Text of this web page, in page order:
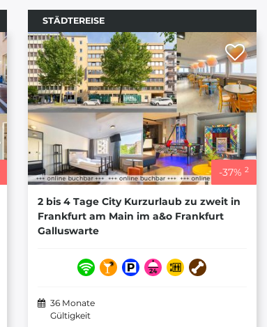
STÄDTEREISE
-37% 2
2 bis 4 Tage City Kurzurlaub zu zweit in
Frankfurt am Main im a&o Frankfurt
Galluswarte
36 Monate
Gültigkeit